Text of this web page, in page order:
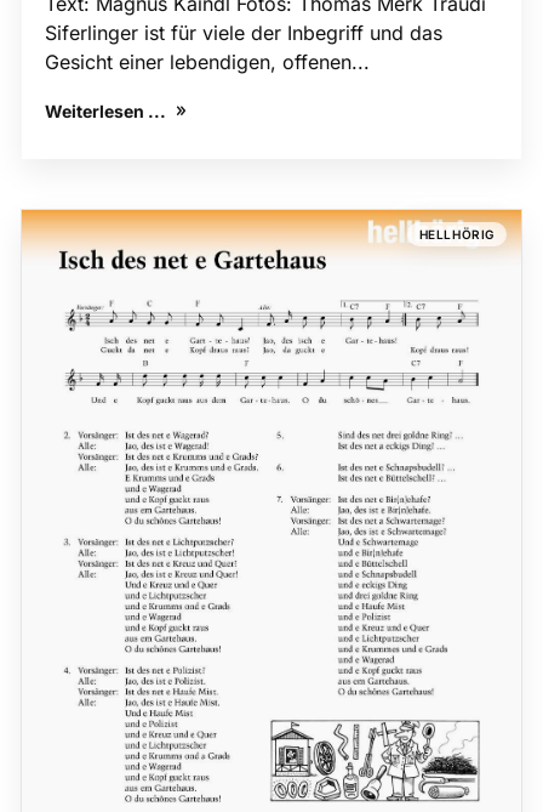
Siferlinger ist für viele der Inbegriff und das
Gesicht einer lebendigen, offenen...
Weiterlesen ...
HELLHÖRIG